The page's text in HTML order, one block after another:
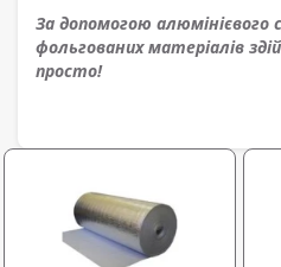
За допомогою алюмінієвого
фольгованих матеріалів
просто!